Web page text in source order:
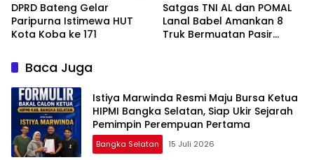
DPRD Bateng Gelar
Paripurna Istimewa HUT
Kota Koba ke 171
Satgas TNI AL dan POMAL
Lanal Babel Amankan 8
Truk Bermuatan Pasir
Baca Juga
Istiya Marwinda Resmi Maju Bursa Ketua
HIPMI Bangka Selatan, Siap Ukir Sejarah
Pemimpin Perempuan Pertama
Bangka Selatan 15 Juli 2026